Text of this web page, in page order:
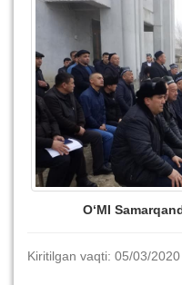
O‘MI
Kiritilgan vaqti: 05/03/